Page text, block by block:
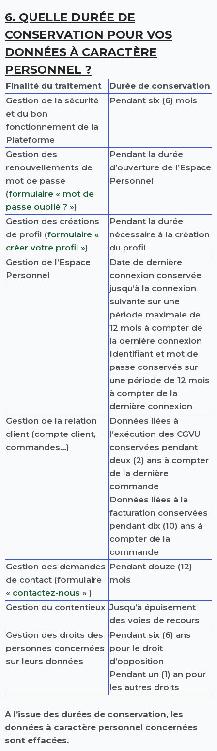
6. QUELLE DURÉE DE
CONSERVATION POUR VOS
DONNÉES À CARACTÈRE
PERSONNEL ?
Finalité du traitement
Durée de conservation
Gestion de la sécurité
et du bon
fonctionnement de la
Plateforme
Pendant six (6) mois
Gestion des
renouvellements de
mot de passe
(formulaire « mot de
passe oublié ? »)
Pendant la durée
d’ouverture de l’Espace
Personnel
Gestion des créations
de profil (formulaire «
créer votre profil »)
Pendant la durée
nécessaire à la création
du profil
Gestion de l’Espace
Personnel
Date de dernière
connexion conservée
jusqu’à la connexion
suivante sur une
période maximale de
12 mois à compter de
la dernière connexion
Identifiant et mot de
passe conservés sur
une période de 12 mois
à compter de la
dernière connexion
Gestion de la relation
client (compte client,
commandes…)
Données liées à
l’exécution des CGVU
conservées pendant
deux (2) ans à compter
de la dernière
commande
Données liées à la
facturation conservées
pendant dix (10) ans à
compter de la
commande
Gestion des demandes
de contact (formulaire
« contactez-nous » )
Pendant douze (12)
mois
Gestion du contentieux Jusqu’à épuisement
des voies de recours
Gestion des droits des
personnes concernées
sur leurs données
Pendant six (6) ans
pour le droit
d’opposition
Pendant un (1) an pour
les autres droits
A l’issue des durées de conservation, les
données à caractère personnel concernées
sont effacées.